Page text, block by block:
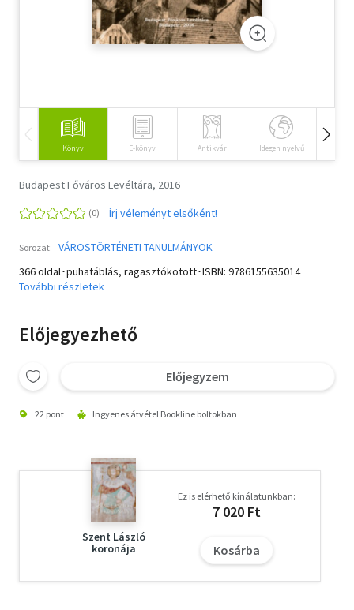
Természettudomány
Könyv E-könyv Antikvár Idegen nyelvű
Budapest Főváros Levéltára, 2016
Írj véleményt elsőként!
Sorozat: VÁROSTÖRTÉNETI TANULMÁNYOK
366 oldal･puhatáblás, ragasztókötött･ISBN: 9786155635014
További részletek
Előjegyezhető
Előjegyzem
22 pont Ingyenes átvétel Bookline boltokban
Szent László
koronája
Ez is elérhető kínálatunkban:
7 020 Ft
Kosárba